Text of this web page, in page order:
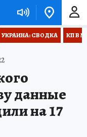
УКРАИНА: СВОДКА КП В
данные
на 17